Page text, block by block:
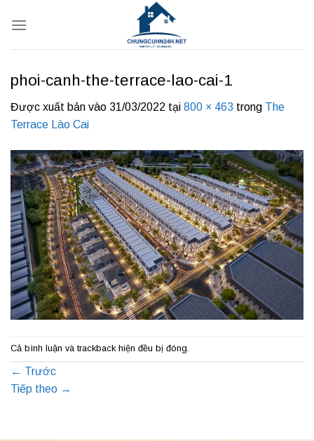
qua
phoi-canh-the-terrace-lao-cai-1
Được xuất bản vào 31/03/2022 tại 800 × 463 trong The
Terrace Lào Cai
Cả bình luận và trackback hiện đều bị đóng.
← Trước
Tiếp theo →